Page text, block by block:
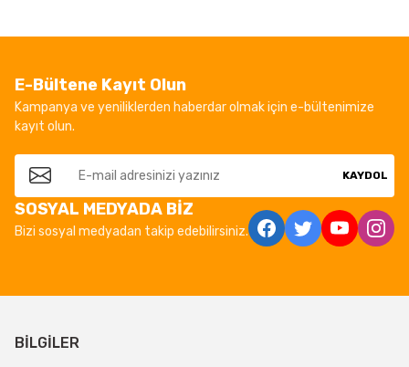
E-Bültene Kayıt Olun
Kampanya ve yeniliklerden haberdar olmak için e-bültenimize
kayıt olun.
KAYDOL
SOSYAL MEDYADA BİZ
Bizi sosyal medyadan takip edebilirsiniz.
BİLGİLER